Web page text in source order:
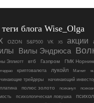
теги блога Wise_Olga
OZON S&P500 VK X5 акции
Вилы Эндрюса
Эллиотт втб Газпром ГМК
криптовалюта лукойл Магнит
трейдеры начинающий
платина полюс золото психанул
психологическая ловушка